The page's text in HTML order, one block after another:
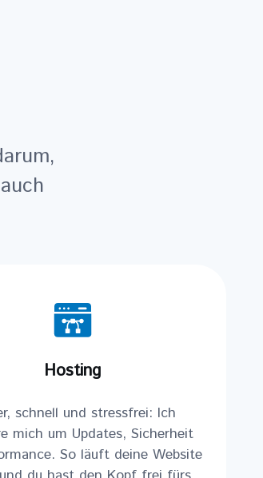
Hosting
schnell und stressfrei: Ich
mich um Updates, Sicherheit
So läuft deine Website